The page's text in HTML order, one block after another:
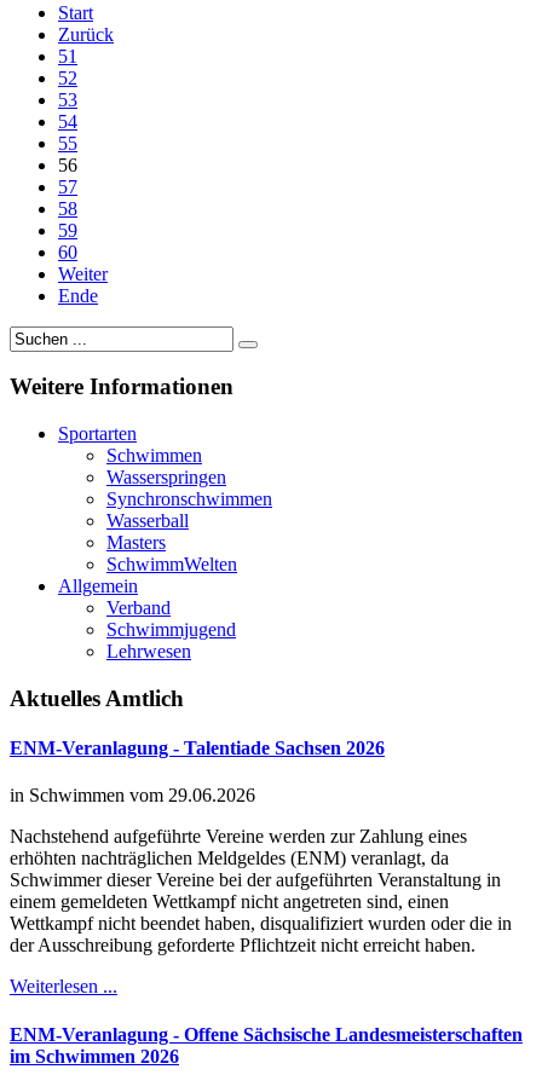
Start
Zurück
51
52
53
54
55
56
57
58
59
60
Weiter
Ende
Weitere Informationen
Sportarten
Schwimmen
Wasserspringen
Synchronschwimmen
Wasserball
Masters
SchwimmWelten
Allgemein
Verband
Schwimmjugend
Lehrwesen
Aktuelles Amtlich
ENM-Veranlagung - Talentiade Sachsen 2026
in Schwimmen vom 29.06.2026
Nachstehend aufgeführte Vereine werden zur Zahlung eines
erhöhten nachträglichen Meldgeldes (ENM) veranlagt, da
Schwimmer dieser Vereine bei der aufgeführten Veranstaltung in
einem gemeldeten Wettkampf nicht angetreten sind, einen
Wettkampf nicht beendet haben, disqualifiziert wurden oder die in
der Ausschreibung geforderte Pflichtzeit nicht erreicht haben.
Weiterlesen ...
ENM-Veranlagung - Offene Sächsische Landesmeisterschaften
im Schwimmen 2026